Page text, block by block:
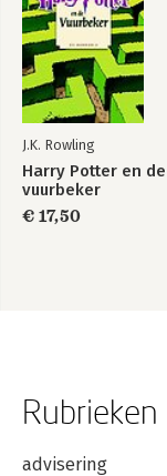
J.K. Rowling
Harry Potter en de
vuurbeker
€ 17,50
Rubrieken
advisering